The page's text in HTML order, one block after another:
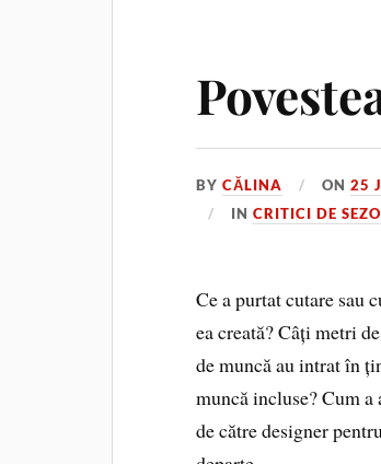
BYCĂLINA ON25
INCRITICI DE
Ce a purtat cutare sau
ea creată? Câți metri
de muncă au intrat în
muncă incluse? Cum
de către designer